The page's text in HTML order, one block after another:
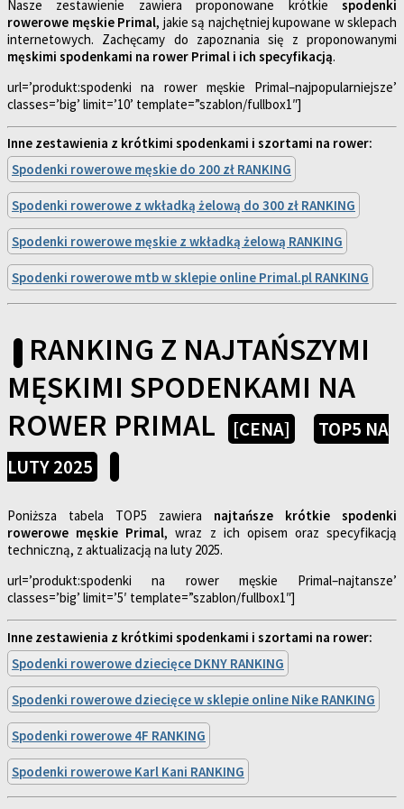
Nasze zestawienie zawiera proponowane krótkie spodenki
rowerowe męskie Primal, jakie są najchętniej kupowane w sklepach
internetowych. Zachęcamy do zapoznania się z proponowanymi
męskimi spodenkami na rower Primal i ich specyfikacją.
url=’produkt:spodenki na rower męskie Primal–najpopularniejsze’
classes=’big’ limit=’10’ template=”szablon/fullbox1″]
Inne zestawienia z krótkimi spodenkami i szortami na rower:
Spodenki rowerowe męskie do 200 zł RANKING
Spodenki rowerowe z wkładką żelową do 300 zł RANKING
Spodenki rowerowe męskie z wkładką żelową RANKING
Spodenki rowerowe mtb w sklepie online Primal.pl RANKING
RANKING Z NAJTAŃSZYMI
MĘSKIMI SPODENKAMI NA
ROWER PRIMAL
[CENA]
TOP5 NA
LUTY 2025
Poniższa tabela TOP5 zawiera najtańsze krótkie spodenki
rowerowe męskie Primal, wraz z ich opisem oraz specyfikacją
techniczną, z aktualizacją na luty 2025.
url=’produkt:spodenki na rower męskie Primal–najtansze’
classes=’big’ limit=’5′ template=”szablon/fullbox1″]
Inne zestawienia z krótkimi spodenkami i szortami na rower:
Spodenki rowerowe dziecięce DKNY RANKING
Spodenki rowerowe dziecięce w sklepie online Nike RANKING
Spodenki rowerowe 4F RANKING
Spodenki rowerowe Karl Kani RANKING